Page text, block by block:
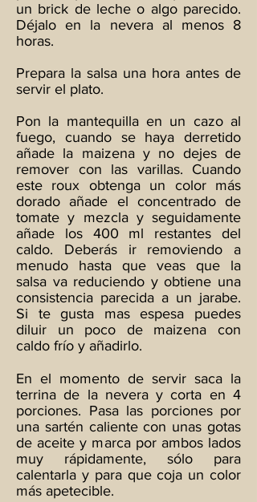
un brick de leche o algo parecido.
Déjalo en la nevera al menos 8
horas.
Prepara la salsa una hora antes de
servir el plato.
Pon la mantequilla en un cazo al
fuego, cuando se haya derretido
añade la maizena y no dejes de
remover con las varillas. Cuando
este roux obtenga un color más
dorado añade el concentrado de
tomate y mezcla y seguidamente
añade los 400 ml restantes del
caldo. Deberás ir removiendo a
menudo hasta que veas que la
salsa va reduciendo y obtiene una
consistencia parecida a un jarabe.
Si te gusta mas espesa puedes
diluir un poco de maizena con
caldo frío y añadirlo.
En el momento de servir saca la
terrina de la nevera y corta en 4
porciones. Pasa las porciones por
una sartén caliente con unas gotas
de aceite y marca por ambos lados
muy rápidamente, sólo para
calentarla y para que coja un color
más apetecible.